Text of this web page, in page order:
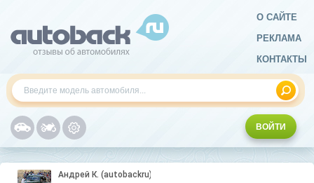
О САЙТЕ
РЕКЛАМА
КОНТАКТЫ
ВОЙТИ